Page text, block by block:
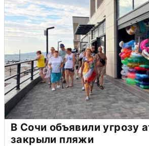
В Сочи объявили угрозу
закрыли пляжи